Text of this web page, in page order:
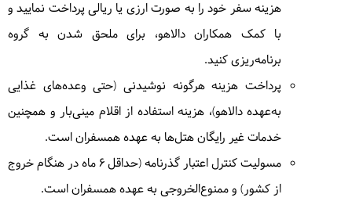
پس از صبحانه وقت آزاد جهت عکاسی در محوطه زیبای
هتل را دارید و سپس به سمت نایروبی حرکت میکنیم.
بین مسیر از دره ریفت محل پیدایش انسان هوموساپین
توقف خواهیم داشت و به تماشای طبیعت زیبای پانورامای
خواهیم نشست و با تاریخ پیدایش اجدادمان آشنا خواهیم
شد. در ادامه جهت تماشای زرافه‌ها و امکان لمس‌شان به
پارک زرافه‌ها میرویم. پس از رسیدن به نایروبی به سمت
مومباسا پرواز میکنیم.
= مومباسا
هزینه سفر خود را به صورت ارزی یا ریالی پرداخت نمایید و
با کمک همکاران دالاهو، برای ملحق شدن به گروه
برنامه‌ریزی کنید.
پرداخت هزینه هرگونه نوشیدنی (حتی وعده‌های غذایی
به‌عهده دالاهو)، هزینه استفاده از اقلام مینی‌بار و همچنین
خدمات غیر رایگان هتل‌ها به عهده همسفران است.
مسولیت کنترل اعتبار گذرنامه (حداقل ۶ ماه در هنگام خروج
از کشور) و ممنوع‌الخروجی به عهده همسفران است.